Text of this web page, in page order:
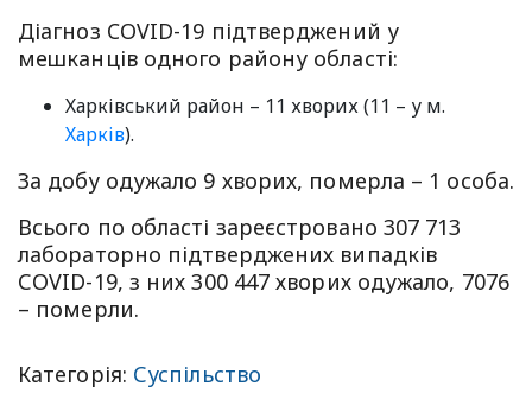
Діагноз COVID-19 підтверджений у
мешканців одного району області:
Харківський район – 11 хворих (11 – у м.
Харків).
За добу одужало 9 хворих, померла – 1 особа.
Всього по області зареєстровано 307 713
лабораторно підтверджених випадків
СOVID-19, з них 300 447 хворих одужало, 7076
– померли.
Категорія: Суспільство